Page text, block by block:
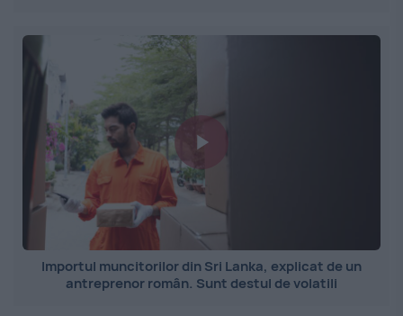
Importul muncitorilor din Sri Lanka, explicat de un
antreprenor român. Sunt destul de volatili